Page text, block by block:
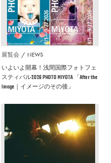
展覧会 NEWS
いよいよ開幕！浅間国際フォトフェ
スティバル2026 PHOTO MIYOTA 「After the
Image｜イメージのその後」